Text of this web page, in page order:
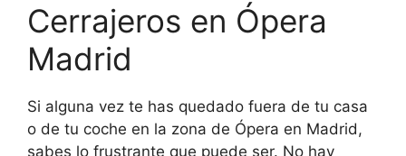
Cerrajeros en Ópera
Madrid
Si alguna vez te has quedado fuera de tu casa
o de tu coche en la zona de Ópera en Madrid,
sabes lo frustrante que puede ser. No hay